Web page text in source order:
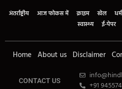
अंतर्राष्ट्रीय आज फोकस में क्राइम खेल धर्म
स्वास्थ्य
ई-पेपर
Home About us Disclaimer
CONTACT US
+91